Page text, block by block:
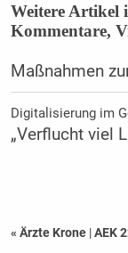
Weitere Artikel
Kommentare,
Maßnahmen
Digitalisierung im
„Verflucht viel
« Ärzte Krone |AEK